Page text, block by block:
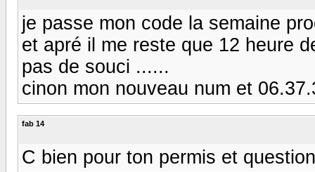
je passe mon code la semaine
et apré il me reste que 12 heure
pas de souci ......
cinon mon nouveau num et
fab 14
C bien pour ton permis et